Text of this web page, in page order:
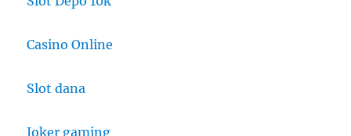
Casino Online
Slot dana
Joker gaming